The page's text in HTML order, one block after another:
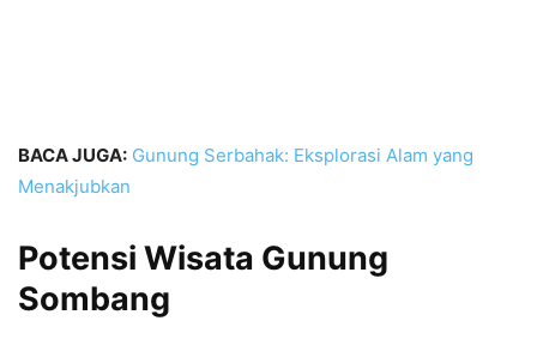
BACA JUGA: Gunung Serbahak: Eksplorasi Alam yang
Menakjubkan
Potensi Wisata Gunung
Sombang